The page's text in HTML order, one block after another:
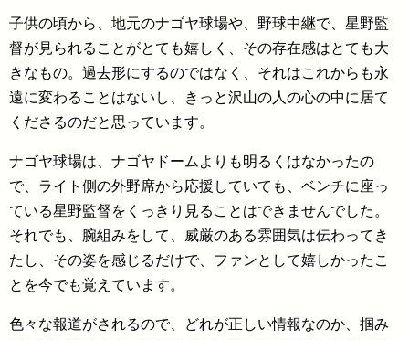
子供の頃から、地元のナゴヤ球場や、野球中継で、星野監
督が見られることがとても嬉しく、その存在感はとても大
きなもの。過去形にするのではなく、それはこれからも永
遠に変わることはないし、きっと沢山の人の心の中に居て
くださるのだと思っています。
ナゴヤ球場は、ナゴヤドームよりも明るくはなかったの
で、ライト側の外野席から応援していても、ベンチに座っ
ている星野監督をくっきり見ることはできませんでした。
それでも、腕組みをして、威厳のある雰囲気は伝わってき
たし、その姿を感じるだけで、ファンとして嬉しかったこ
とを今でも覚えています。
色々な報道がされるので、どれが正しい情報なのか、掴み